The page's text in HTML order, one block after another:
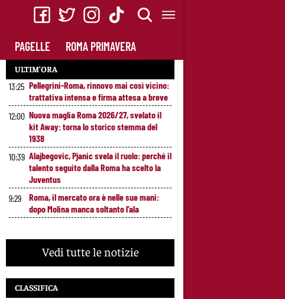
PAGELLE ROMA PRIMAVERA
ULTIM’ORA
13:25 Pellegrini-Roma, rinnovo mai così vicino:
trattativa intensa e firma attesa a breve
12:00 Nuova maglia Roma 2026/27, svelato il
kit Away: torna lo storico stemma del
1938
10:39 Alajbegovic, Pjanic svela il ruolo: perché il
talento seguito dalla Roma ha scelto la
Juventus
9:29
Roma, il mercato ora è nelle sue mani:
dopo Molina manca soltanto l’ala
Vedi tutte le notizie
CLASSIFICA